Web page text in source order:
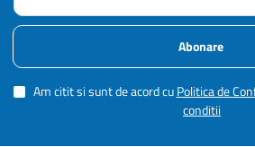
Abonare
Am citit si sunt de acord cuPolitica de
conditii